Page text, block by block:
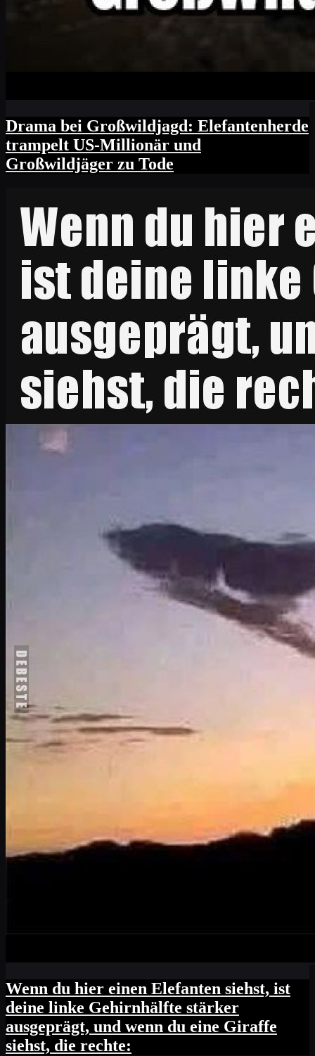
Drama bei Großwildjagd: Elefantenherde
trampelt US-Millionär und
Großwildjäger zu Tode
Wenn du hier einen Elefanten siehst, ist
deine linke Gehirnhälfte stärker
ausgeprägt, und wenn du eine Giraffe
siehst, die rechte: